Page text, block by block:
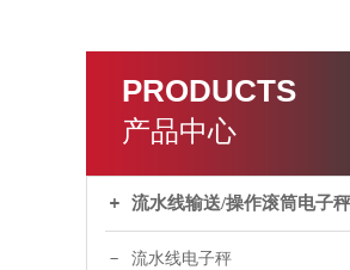
PRODUCTS
产品中心
流水线输送/操作滚筒电子秤
流水线电子秤